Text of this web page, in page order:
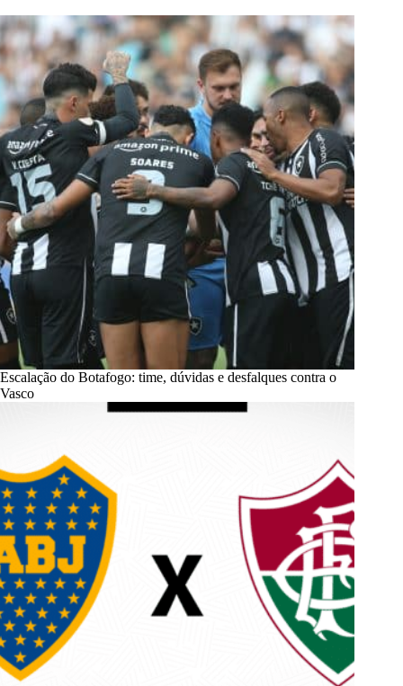
Escalação do Botafogo: time, dúvidas e desfalques contra o
Vasco